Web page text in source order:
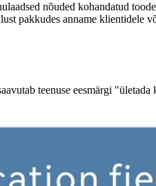
nõuded kohandatud
pakkudes anname klientidele
teenuse eesmärgi "ületada